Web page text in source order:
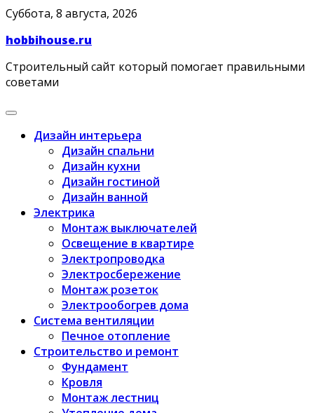
Skip
content
Суббота, 8 августа, 2026
hobbihouse.ru
Строительный сайт который помогает правильными
советами
Дизайн интерьера
Дизайн спальни
Дизайн кухни
Дизайн гостиной
Дизайн ванной
Электрика
Монтаж выключателей
Освещение в квартире
Электропроводка
Электросбережение
Монтаж розеток
Электрообогрев дома
Система вентиляции
Печное отопление
Строительство и ремонт
Фундамент
Кровля
Монтаж лестниц